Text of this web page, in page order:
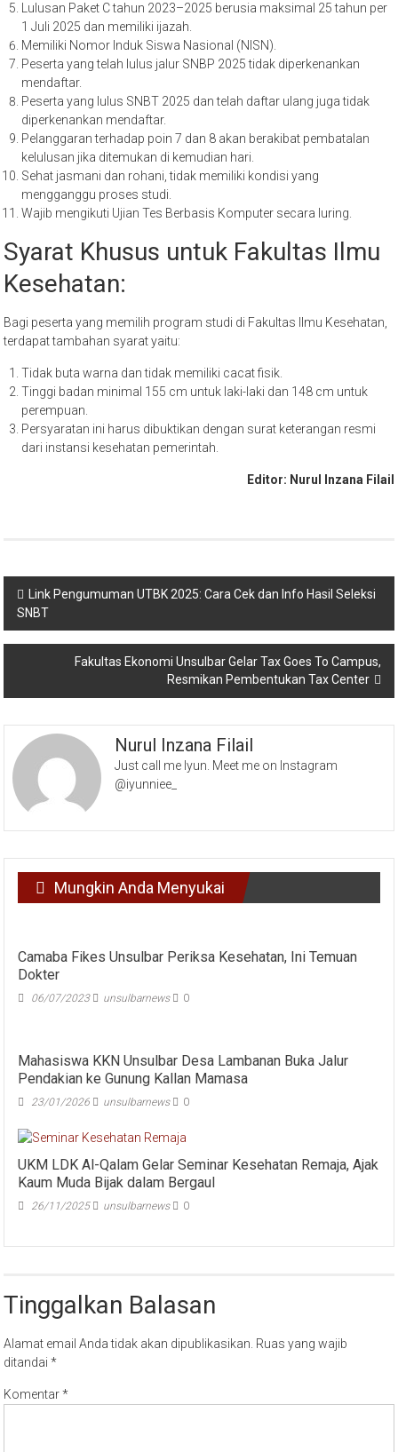
Lulusan Paket C tahun 2023–2025 berusia maksimal 25 tahun per
1 Juli 2025 dan memiliki ijazah.
Memiliki Nomor Induk Siswa Nasional (NISN).
Peserta yang telah lulus jalur SNBP 2025 tidak diperkenankan
mendaftar.
Peserta yang lulus SNBT 2025 dan telah daftar ulang juga tidak
diperkenankan mendaftar.
Pelanggaran terhadap poin 7 dan 8 akan berakibat pembatalan
kelulusan jika ditemukan di kemudian hari.
Sehat jasmani dan rohani, tidak memiliki kondisi yang
mengganggu proses studi.
Wajib mengikuti Ujian Tes Berbasis Komputer secara luring.
Syarat Khusus untuk Fakultas Ilmu
Kesehatan:
Bagi peserta yang memilih program studi di Fakultas Ilmu Kesehatan,
terdapat tambahan syarat yaitu:
Tidak buta warna dan tidak memiliki cacat fisik.
Tinggi badan minimal 155 cm untuk laki-laki dan 148 cm untuk
perempuan.
Persyaratan ini harus dibuktikan dengan surat keterangan resmi
dari instansi kesehatan pemerintah.
Editor: Nurul Inzana Filail
Navigasi
pos
Link Pengumuman UTBK 2025: Cara Cek dan Info Hasil Seleksi
SNBT
Fakultas Ekonomi Unsulbar Gelar Tax Goes To Campus,
Resmikan Pembentukan Tax Center
Nurul Inzana Filail
Just call me Iyun. Meet me on Instagram
@iyunniee_
Mungkin Anda Menyukai
Camaba Fikes Unsulbar Periksa Kesehatan, Ini Temuan
Dokter
06/07/2023 unsulbarnews 0
Mahasiswa KKN Unsulbar Desa Lambanan Buka Jalur
Pendakian ke Gunung Kallan Mamasa
23/01/2026 unsulbarnews 0
UKM LDK Al-Qalam Gelar Seminar Kesehatan Remaja, Ajak
Kaum Muda Bijak dalam Bergaul
26/11/2025 unsulbarnews 0
Tinggalkan Balasan
Alamat email Anda tidak akan dipublikasikan. Ruas yang wajib
ditandai*
Komentar*